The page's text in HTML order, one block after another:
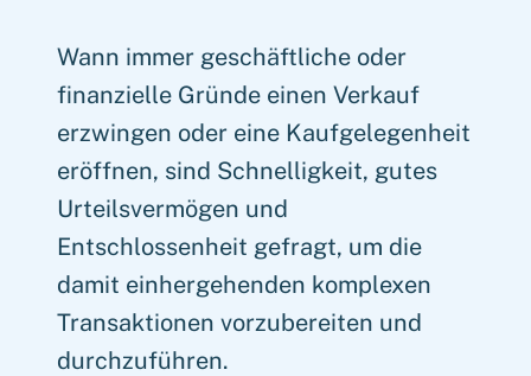
Wann immer geschäftliche oder
finanzielle Gründe einen Verkauf
erzwingen oder eine Kaufgelegenheit
eröffnen, sind Schnelligkeit, gutes
Urteilsvermögen und
Entschlossenheit gefragt, um die
damit einhergehenden komplexen
Transaktionen vorzubereiten und
durchzuführen.